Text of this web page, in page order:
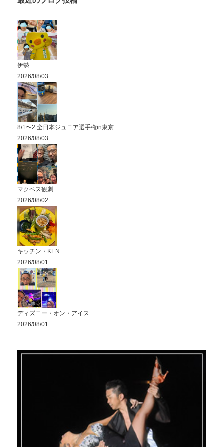
伊勢
2026/08/03
8/1〜2 全日本ジュニア選手権in東京
2026/08/03
マクベス観劇
2026/08/02
キッチン・KEN
2026/08/01
ディズニー・オン・アイス
2026/08/01